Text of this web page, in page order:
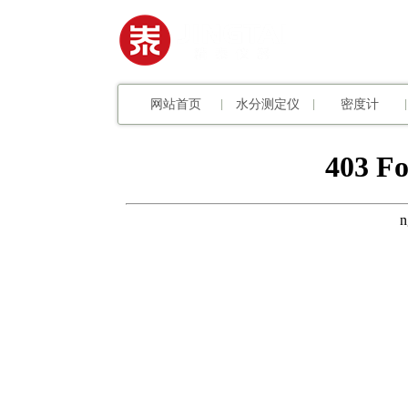
网站首页 | 水分测定仪 | 密度计 |